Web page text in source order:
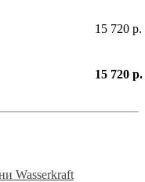
15 720 р.
15 720 р.
Wasserkraft